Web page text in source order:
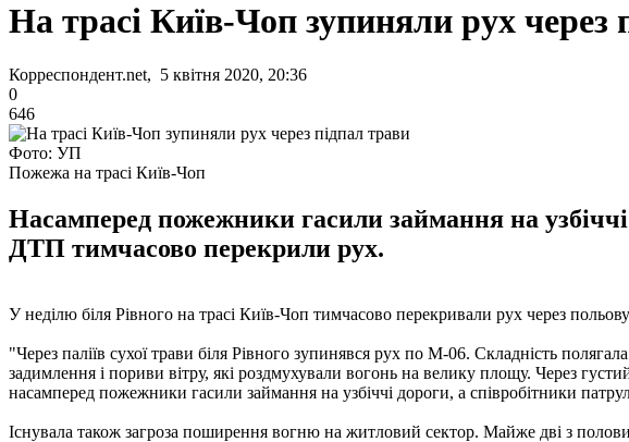
На трасі Київ-Чоп зупиняли рух через
Корреспондент.net, 5 квітня 2020, 20:36
0
646
Фото: УП
Пожежа на трасі Київ-Чоп
Насамперед пожежники гасили займання на
ДТП тимчасово перекрили рух.
У неділю біля Рівного на трасі Київ-Чоп тимчасово перекривали рух через
"Через паліїв сухої трави біля Рівного зупинявся рух по М-06. Складність
задимлення і пориви вітру, які роздмухували вогонь на велику площу. Через
насамперед пожежники гасили займання на узбіччі дороги, а співробітники
Існувала також загроза поширення вогню на житловий сектор. Майже дві з